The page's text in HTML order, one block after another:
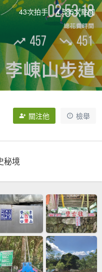
43次拍手 4,585次點閱
關注他 檢舉
秘境